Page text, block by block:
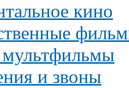
кино
и звоны